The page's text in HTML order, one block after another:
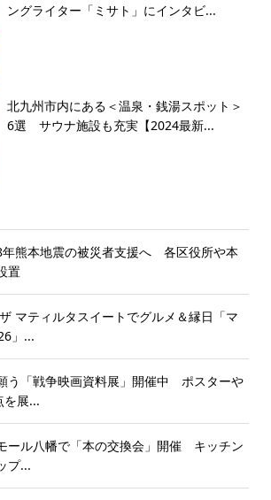
ングライター「ミサト」にインタビ...
北九州市内にある＜温泉・銭湯スポット＞
6選 サウナ施設も充実【2024最新...
年熊本地震の被災者支援へ 各区役所や本
置
マティルタスイートでグルメ＆縁日「マ
」...
う「戦争映画資料展」開催中 ポスターや
を展...
ール八幡で「本の交換会」開催 キッチン
プ...